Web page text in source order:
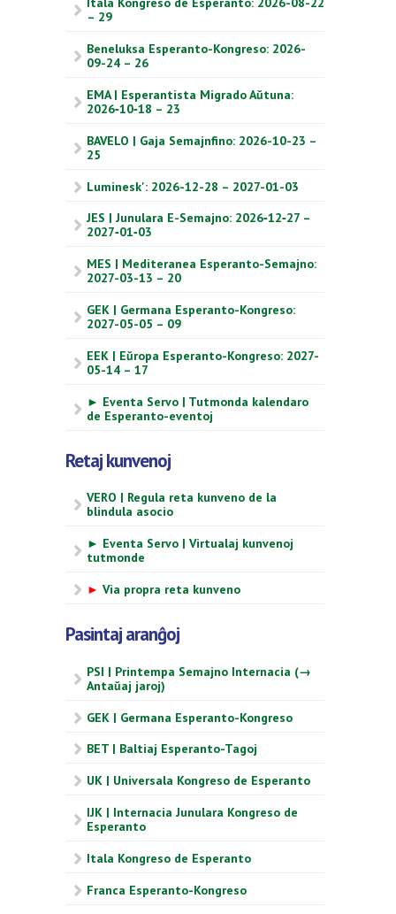
– 29
Beneluksa Esperanto-Kongreso: 2026-
09-24 – 26
EMA | Esperantista Migrado Aŭtuna:
2026‑10‑18 – 23
BAVELO | Gaja Semajnfino: 2026-10-23 –
25
Luminesk': 2026-12-28 – 2027-01-03
JES | Junulara E-Semajno: 2026‑12‑27 –
2027‑01‑03
MES | Mediteranea Esperanto-Semajno:
2027-03-13 – 20
GEK | Germana Esperanto-Kongreso:
2027-05-05 – 09
EEK | Eŭropa Esperanto-Kongreso: 2027-
05-14 – 17
► Eventa Servo | Tutmonda kalendaro
de Esperanto-eventoj
Retaj kunvenoj
VERO | Regula reta kunveno de la
blindula asocio
► Eventa Servo | Virtualaj kunvenoj
tutmonde
► Via propra reta kunveno
Pasintaj aranĝoj
PSI | Printempa Semajno Internacia (→
Antaŭaj jaroj)
GEK | Germana Esperanto-Kongreso
BET | Baltiaj Esperanto-Tagoj
UK | Universala Kongreso de Esperanto
IJK | Internacia Junulara Kongreso de
Esperanto
Itala Kongreso de Esperanto
Franca Esperanto-Kongreso